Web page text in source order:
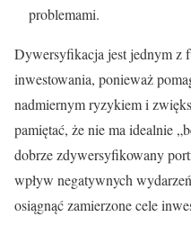
problemami.
Dywersyfikacja jest jednym z
inwestowania, ponieważ
nadmiernym ryzykiem i
pamiętać, że nie ma idealnie
dobrze zdywersyfikowany
wpływ negatywnych
osiągnąć zamierzone cele